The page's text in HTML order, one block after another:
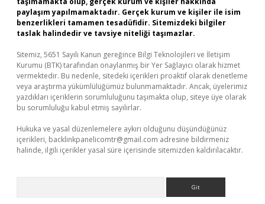
paylaşım yapılmamaktadır. Gerçek kurum ve kişiler ile isim
benzerlikleri tamamen tesadüfidir. Sitemizdeki bilgiler
taslak halindedir ve tavsiye niteliği taşımazlar.
Sitemiz, 5651 Sayılı Kanun gereğince Bilgi Teknolojileri ve İletişim
Kurumu (BTK) tarafından onaylanmış bir Yer Sağlayıcı olarak hizmet
vermektedir. Bu nedenle, sitedeki içerikleri proaktif olarak denetleme
veya araştırma yükümlülüğümüz bulunmamaktadır. Ancak, üyelerimiz
yazdıkları içeriklerin sorumluluğunu taşımakta olup, siteye üye olarak
bu sorumluluğu kabul etmiş sayılırlar.
Hukuka ve yasal düzenlemelere aykırı olduğunu düşündüğünüz
içerikleri, backlinkpanelicomtr@gmail.com adresine bildirmeniz
halinde, ilgili içerikler yasal süre içerisinde sitemizden kaldırılacaktır.